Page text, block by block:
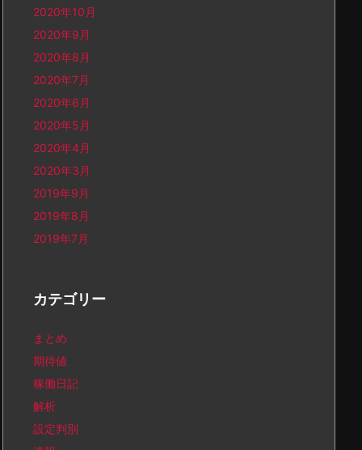
2020年10月
2020年9月
2020年8月
2020年7月
2020年6月
2020年5月
2020年4月
2020年3月
2019年9月
2019年8月
2019年7月
カテゴリー
まとめ
期待値
稼働日記
解析
設定判別